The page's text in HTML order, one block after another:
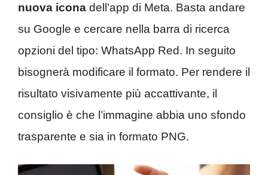
nuova icona dell’app di Meta. Basta andare
su Google e cercare nella barra di ricerca
opzioni del tipo: WhatsApp Red. In seguito
bisognerà modificare il formato. Per rendere il
risultato visivamente più accattivante, il
consiglio è che l’immagine abbia uno sfondo
trasparente e sia in formato PNG.